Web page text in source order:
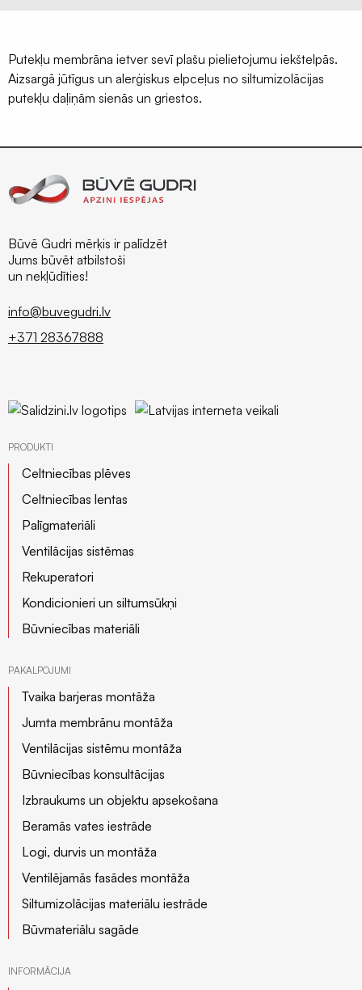
Putekļu membrāna ietver sevī plašu pielietojumu iekštelpās.
Aizsargā jūtīgus un alerģiskus elpceļus no siltumizolācijas
putekļu daļiņām sienās un griestos.
Būvē Gudri mērķis ir palīdzēt
Jums būvēt atbilstoši
un nekļūdīties!
info@buvegudri.lv
+371 28367888
PRODUKTI
Celtniecības plēves
Celtniecības lentas
Palīgmateriāli
Ventilācijas sistēmas
Rekuperatori
Kondicionieri un siltumsūkņi
Būvniecības materiāli
PAKALPOJUMI
Tvaika barjeras montāža
Jumta membrānu montāža
Ventilācijas sistēmu montāža
Būvniecības konsultācijas
Izbraukums un objektu apsekošana
Beramās vates iestrāde
Logi, durvis un montāža
Ventilējamās fasādes montāža
Siltumizolācijas materiālu iestrāde
Būvmateriālu sagāde
INFORMĀCIJA
EPDM
Naglu
lentas
Palīgmateriāli
Montāžu
pieslēgumu
Gruntis
virsmu
stiprināšanai
Grauzēju
un
sieti
PE
Manšetes
aizsardzība